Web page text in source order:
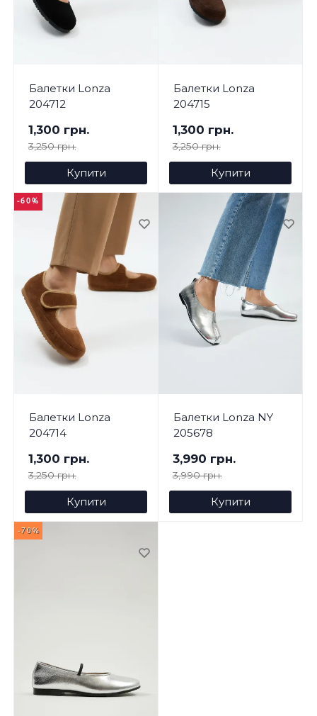
Балетки Lonza
204712
1,300 грн.
3,250 грн.
Купити
Балетки Lonza
204715
1,300 грн.
3,250 грн.
Купити
-60%
Балетки Lonza
204714
1,300 грн.
3,250 грн.
Купити
Балетки Lonza NY
205678
3,990 грн.
3,990 грн.
Купити
-70%